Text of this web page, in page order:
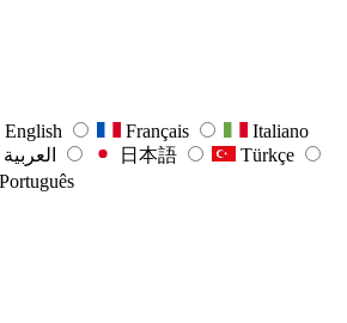
English Français
Italiano
日本語
Türkçe
Português